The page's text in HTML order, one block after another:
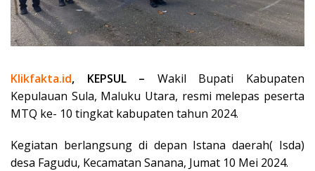
Klikfakta.id, KEPSUL – Wakil Bupati Kabupaten
Kepulauan Sula, Maluku Utara, resmi melepas peserta
MTQ ke- 10 tingkat kabupaten tahun 2024.
Kegiatan berlangsung di depan Istana daerah( Isda)
desa Fagudu, Kecamatan Sanana, Jumat 10 Mei 2024.